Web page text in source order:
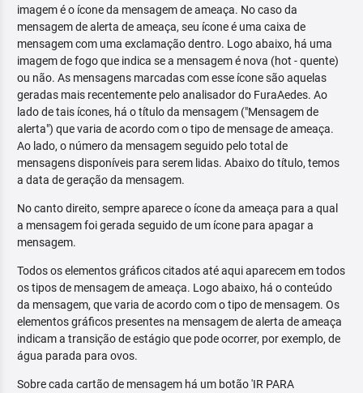
imagem é o ícone da mensagem de ameaça. No caso da
mensagem de alerta de ameaça, seu ícone é uma caixa de
mensagem com uma exclamação dentro. Logo abaixo, há uma
imagem de fogo que indica se a mensagem é nova (hot - quente)
ou não. As mensagens marcadas com esse ícone são aquelas
geradas mais recentemente pelo analisador do FuraAedes. Ao
lado de tais ícones, há o título da mensagem ("Mensagem de
alerta") que varia de acordo com o tipo de mensage de ameaça.
Ao lado, o número da mensagem seguido pelo total de
mensagens disponíveis para serem lidas. Abaixo do título, temos
a data de geração da mensagem.
No canto direito, sempre aparece o ícone da ameaça para a qual
a mensagem foi gerada seguido de um ícone para apagar a
mensagem.
Todos os elementos gráficos citados até aqui aparecem em todos
os tipos de mensagem de ameaça. Logo abaixo, há o conteúdo
da mensagem, que varia de acordo com o tipo de mensagem. Os
elementos gráficos presentes na mensagem de alerta de ameaça
indicam a transição de estágio que pode ocorrer, por exemplo, de
água parada para ovos.
Sobre cada cartão de mensagem há um botão 'IR PARA